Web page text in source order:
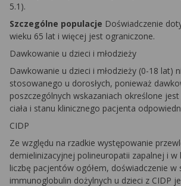
5.1).
Szczególne populacje Doświadczenie
wieku 65 lat i więcej jest ograniczone.
Dawkowanie u dzieci i młodzieży
Dawkowanie u dzieci i młodzieży (0-18 lat)
stosowanego u dorosłych, ponieważ
poszczególnych wskazaniach określone
ciała i stanu klinicznego pacjenta
CIDP
Ze względu na rzadkie występowanie
demielinizacyjnej polineuropatii zapalnej i w
liczbę pacjentów ogółem, doświadczenie w
immunoglobulin dożylnych u dzieci z CIDP